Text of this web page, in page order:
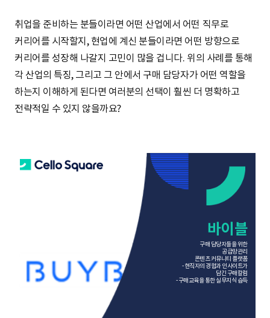
취업을 준비하는 분들이라면 어떤 산업에서 어떤 직무로
커리어를 시작할지, 현업에 계신 분들이라면 어떤 방향으로
커리어를 성장해 나갈지 고민이 많을 겁니다. 위의 사례를 통해
각 산업의 특징, 그리고 그 안에서 구매 담당자가 어떤 역할을
하는지 이해하게 된다면 여러분의 선택이 훨씬 더 명확하고
전략적일 수 있지 않을까요?
바이블
구매 담당자들을 위한
공급망관리
콘텐츠 커뮤니티 플랫폼
- 현직자의 경험과 인사이트가
담긴 구매칼럼
- 구매교육을 통한 실무지식 습득